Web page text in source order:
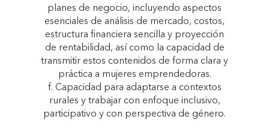
planes de negocio, incluyendo aspectos
esenciales de análisis de mercado, costos,
estructura financiera sencilla y proyección
de rentabilidad, así como la capacidad de
transmitir estos contenidos de forma clara y
práctica a mujeres emprendedoras.
f. Capacidad para adaptarse a contextos
rurales y trabajar con enfoque inclusivo,
participativo y con perspectiva de género.